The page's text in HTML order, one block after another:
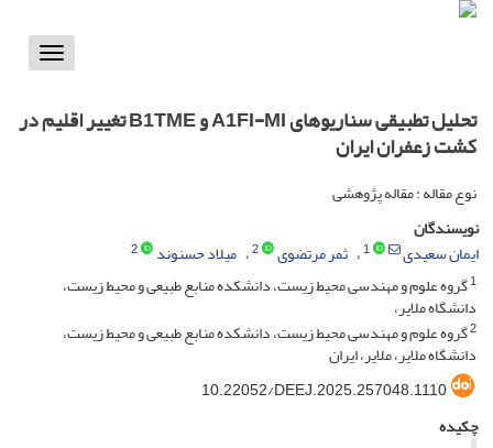
Toggle
تحلیل تطبیقی سناریوهای A1FI-MI و B1TME تغییر اقلیم در
کشت زعفران ایران
نوع مقاله : مقاله پژوهشی
نویسندگان
ایمان سعیدی
1 ثمر مرتضوی 2 میلاد حسنوند
2
1گروه علوم و مهندسی محیط زیست، دانشکده منابع طبیعی و محیط زیست،
دانشگاه ملایر،
2گروه علوم و مهندسی محیط زیست، دانشکده منابع طبیعی و محیط زیست،
دانشگاه ملایر، ملایر، ایران
‎10.22052/DEEJ.2025.257048.1110
چکیده